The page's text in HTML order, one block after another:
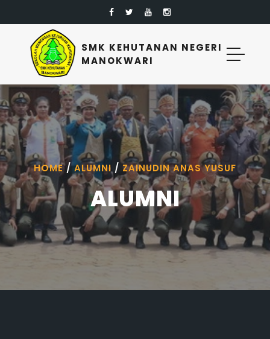
SMK KEHUTANAN NEGERI
MANOKWARI
HOME/ALUMNI / ZAINUDIN ANAS YUSUF
ALUMNI